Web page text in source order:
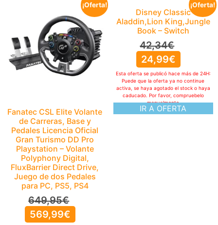
¡Oferta!
Fanatec CSL Elite Volante
de Carreras, Base y
Pedales Licencia Oficial
Gran Turismo DD Pro
Playstation – Volante
Polyphony Digital,
FluxBarrier Direct Drive,
Juego de dos Pedales
para PC, PS5, PS4
649,95€
569,99€
¡Oferta!
Disney Classic
Aladdin,Lion King,Jungle
Book – Switch
42,34€
24,99€
IR A OFERTA
Esta oferta se publicó hace más de 24H:
Puede que la oferta ya no continue
activa, se haya agotado el stock o haya
caducado. Por favor, compruebelo
manualmente